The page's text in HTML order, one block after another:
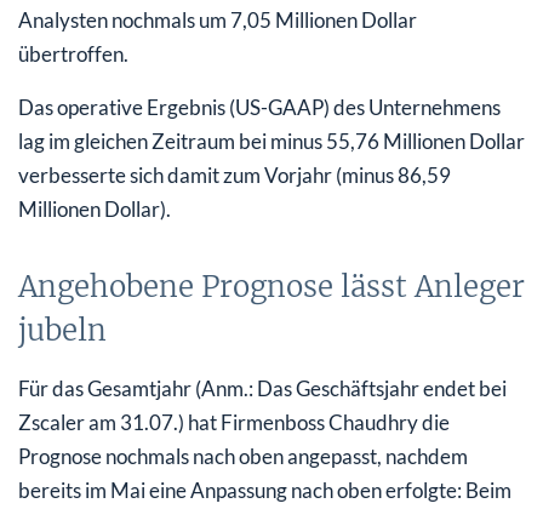
Analysten nochmals um 7,05 Millionen Dollar
übertroffen.
Das operative Ergebnis (US-GAAP) des Unternehmens
lag im gleichen Zeitraum bei minus 55,76 Millionen Dollar
verbesserte sich damit zum Vorjahr (minus 86,59
Millionen Dollar).
Angehobene Prognose lässt Anleger
jubeln
Für das Gesamtjahr (Anm.: Das Geschäftsjahr endet bei
Zscaler am 31.07.) hat Firmenboss Chaudhry die
Prognose nochmals nach oben angepasst, nachdem
bereits im Mai eine Anpassung nach oben erfolgte: Beim